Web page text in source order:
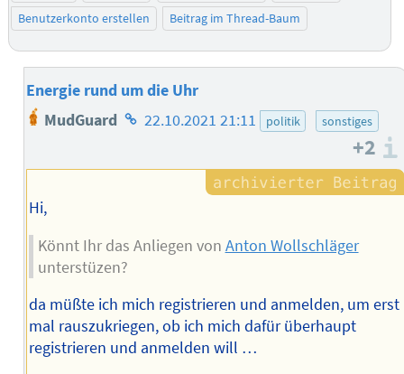
Benutzerkonto erstellen
Beitrag im Thread-Baum
Energie rund um die Uhr
MudGuard Homepage
Autors
22.10.2021 21:11 politik sonstiges
+2
Hi,
Könnt Ihr das Anliegen von Anton Wollschläger
unterstüzen?
da müßte ich mich registrieren und anmelden, um erst
mal rauszukriegen, ob ich mich dafür überhaupt
registrieren und anmelden will …